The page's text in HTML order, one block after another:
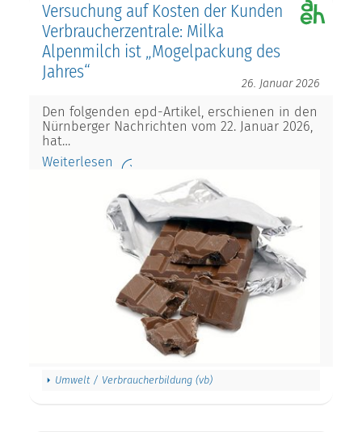
Versuchung auf Kosten der Kunden
Verbraucherzentrale: Milka
Alpenmilch ist „Mogelpackung des
Jahres“
26. Januar 2026
Den folgenden epd-Artikel, erschienen in den
Nürnberger Nachrichten vom 22. Januar 2026,
hat…
Weiterlesen
Umwelt / Verbraucherbildung (vb)